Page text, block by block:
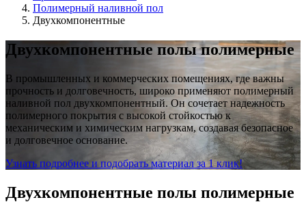
Полимерный наливной пол
Двухкомпонентные
Двухкомпонентные полы полимерные
В промышленных и коммерческих помещениях, где важны
прочность и долговечность, широко применяют полимерный
наливной пол двухкомпонентный. Он сочетает надежность
полимерного покрытия с высокой стойкостью к
механическим и химическим нагрузкам, создавая безопасное
и долговечное основание.
Узнать подробнее и подобрать материал за 1 клик!
Двухкомпонентные полы полимерные